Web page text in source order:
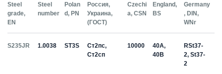
Steel
grade,
EN
Steel
number
Polan
d, PN
Россия,
Украина,
(ГОСТ)
Czechi
a, CSN
England,
BS
Germany
, DIN,
WNr
S235JR 1.0038 ST3S
Ст2пс,
Ст2сп
10000
40A,
40B
RSt37-
2, St37-
2